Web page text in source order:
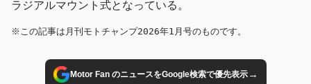
ラジアルマウント式となっている。
※この記事は月刊モトチャンプ2026年1月号のものです。
Motor Fan のニュースをGoogle検索で優先表示→